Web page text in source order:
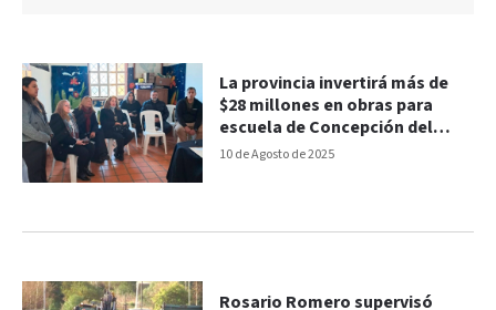
10 de Agosto de 2025
La provincia invertirá más de
$28 millones en obras para
escuela de Concepción del
Uruguay
Rosario Romero supervisó